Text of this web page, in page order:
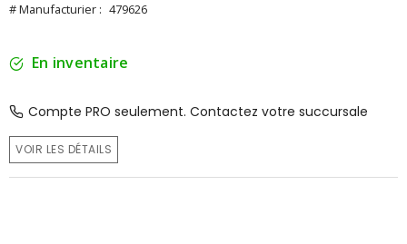
# Manufacturier : 479626
En inventaire
Compte PRO seulement. Contactez votre succursale
VOIR LES DÉTAILS